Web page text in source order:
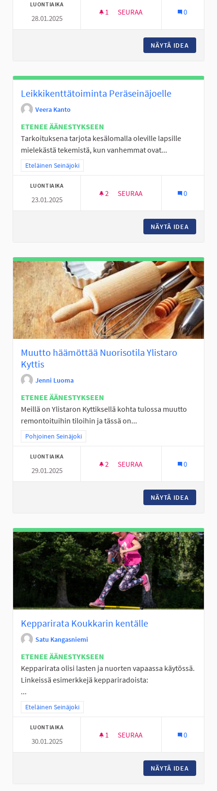
LUONTIAIKA
28.01.2025
1 1 SEURAAJA
SEURAA 0
NÄYTÄ IDEA
Leikkikenttätoiminta Peräseinäjoelle
Veera Kanto
ETENEE ÄÄNESTYKSEEN
Tarkoituksena tarjota kesälomalla oleville lapsille
mielekästä tekemistä, kun vanhemmat ovat...
Rajaa tulokset teeman mukaan: Eteläinen Seinäjoki
Eteläinen Seinäjoki
LUONTIAIKA
23.01.2025
2 2 SEURAAJAA
SEURAA 0
NÄYTÄ IDEA
Muutto häämöttää Nuorisotila Ylistaro
Kyttis
Jenni Luoma
ETENEE ÄÄNESTYKSEEN
Meillä on Ylistaron Kyttiksellä kohta tulossa muutto
remontoituihin tiloihin ja tässä on...
Rajaa tulokset teeman mukaan: Pohjoinen Seinäjoki
Pohjoinen Seinäjoki
LUONTIAIKA
29.01.2025
2 2 SEURAAJAA
SEURAA 0
NÄYTÄ IDEA
Kepparirata Koukkarin kentälle
Satu Kangasniemi
ETENEE ÄÄNESTYKSEEN
Kepparirata olisi lasten ja nuorten vapaassa käytössä.
Linkeissä esimerkkejä keppariradoista:
...
Rajaa tulokset teeman mukaan: Eteläinen Seinäjoki
Eteläinen Seinäjoki
LUONTIAIKA
30.01.2025
1 1 SEURAAJA
SEURAA 0
NÄYTÄ IDEA